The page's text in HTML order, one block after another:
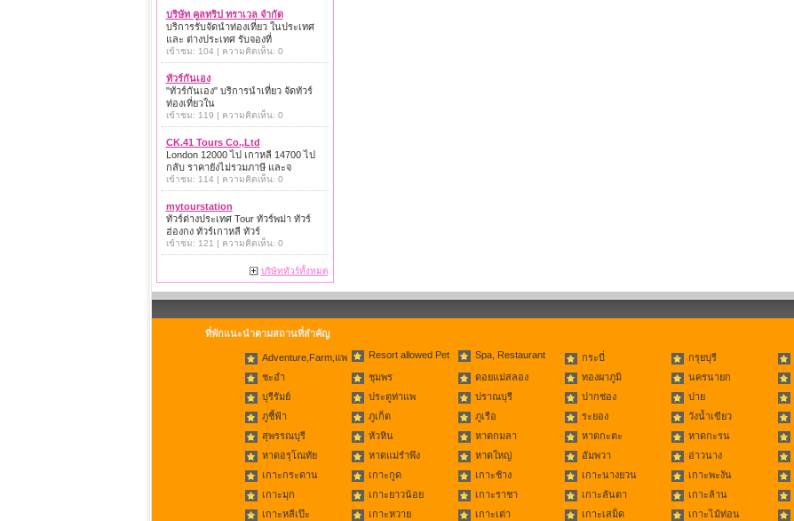
บริษัท คูลทริป ทราเวล จำกัด
บริการรับจัดนำท่องเที่ยว ในประเทศ
และ ต่างประเทศ รับจองที่
เข้าชม: 104 | ความคิดเห็น: 0
ทัวร์กันเอง
"ทัวร์กันเอง" บริการนำเที่ยว จัดทัวร์
ท่องเที่ยวใน
เข้าชม: 119 | ความคิดเห็น: 0
CK.41 Tours Co.,Ltd
London 12000 ไป เกาหลี 14700 ไป
กลับ ราคายังไม่รวมภาษี และจ
เข้าชม: 114 | ความคิดเห็น: 0
mytourstation
ทัวร์ต่างประเทศ Tour ทัวร์พม่า ทัวร์
ฮ่องกง ทัวร์เกาหลี ทัวร์
เข้าชม: 121 | ความคิดเห็น: 0
บริษัททัวร์ทั้งหมด
ที่พักแนะนำตามสถานที่สำคัญ
Adventure,Farm,แพ Resort allowed Pet Spa, Restaurant กระบี่ กรุยบุรี
ชะอำ
ชุมพร ดอยแม่สลอง ทองผาภูมิ นครนายก
บุรีรัมย์
ประตูท่าแพ ปราณบุรี ปากช่อง ปาย
ภูชี้ฟ้า
ภูเก็ต ภูเรือ ระยอง วังน้ำเขียว
สุพรรณบุรี
หัวหิน หาดกมลา หาดกะตะ หาดกะรน
หาดอรุโณทัย
หาดแม่รำพึง หาดใหญ่ อัมพวา อ่าวนาง
เกาะกระดาน
เกาะกูด เกาะช้าง เกาะนางยวน เกาะพะงัน
เกาะมุก
เกาะยาวน้อย เกาะราชา เกาะลันตา เกาะล้าน
เกาะหลีเป๊ะ
เกาะหวาย เกาะเต่า เกาะเสม็ด เกาะไม้ท่อน